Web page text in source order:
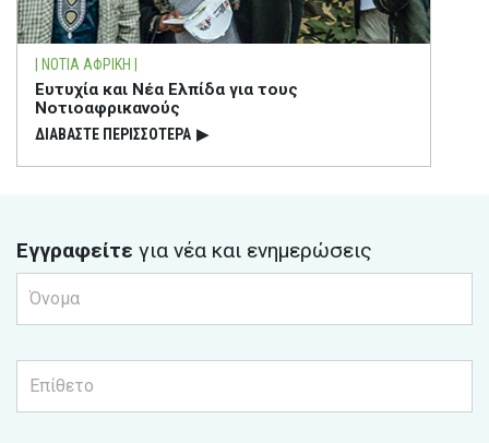
| ΝΟΤΙΑ ΑΦΡΙΚΗ |
Ευτυχία και Νέα Ελπίδα για τους
Νοτιοαφρικανούς
ΔΙΑΒΑΣΤΕ ΠΕΡΙΣΣΟΤΕΡΑ ▶
Εγγραφείτε για νέα και ενημερώσεις